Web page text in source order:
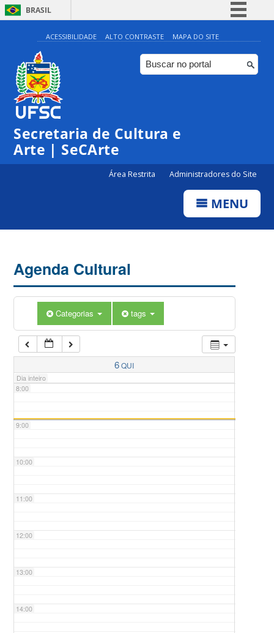
BRASIL
Simplifique!
Comunica BR
Participe
ACESSIBILIDADE ALTO CONTRASTE MAPA DO SITE
Secretaria de Cultura e
Arte | SeCArte
Área Restrita Administradores do Site
MENU
Agenda Cultural
Categorias tags
6QUI
Dia inteiro
0:00
1:00
5:00
7:00
8:00
9:00
10:00
11:00
12:00
13:00
14:00